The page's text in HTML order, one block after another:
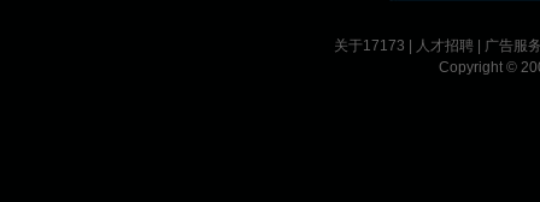
关于17173 人才招聘
广告服
Copyright ©